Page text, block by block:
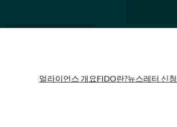
얼라이언스 개요FIDO란?뉴스레터 신청